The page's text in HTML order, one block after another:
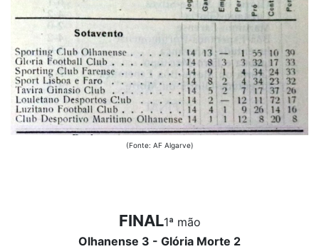
(Fonte: AF Algarve)
FINAL1ª mão
Olhanense 3 - Glória Morte 2